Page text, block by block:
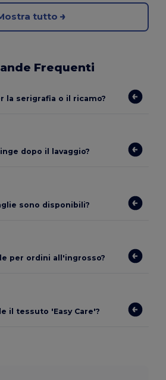
tutto
Frequenti
la serigrafia o il ricamo?
dopo il lavaggio?
sono disponibili?
per ordini all'ingrosso?
il tessuto 'Easy Care'?